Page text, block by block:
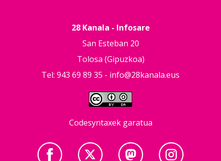
28 Kanala - Infosare
San Esteban 20
Tolosa (Gipuzkoa)
Tel: 943 69 89 35 - info@28kanala.eus
Codesyntaxek garatua